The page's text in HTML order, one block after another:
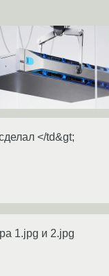
</td&gt;
1.jpg и 2.jpg